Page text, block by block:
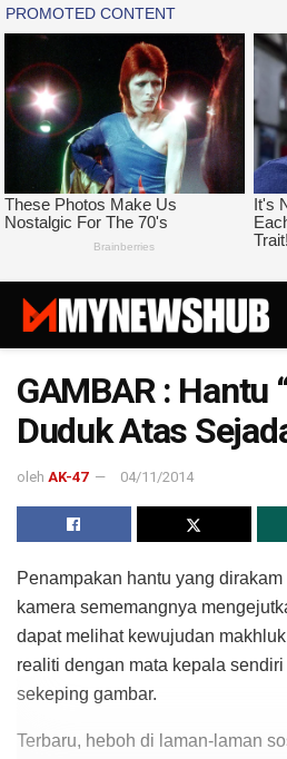
GAMBAR : Hantu
Duduk Atas
oleh AK-47 04/11/2014
Penampakan hantu yang
kamera sememangnya
dapat melihat kewujudan
realiti dengan mata kepala
sekeping gambar.
Terbaru, heboh di laman-laman